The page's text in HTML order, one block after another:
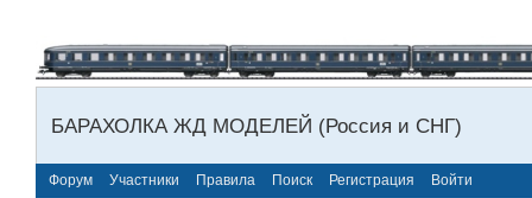
БАРАХОЛКА ЖД МОДЕЛЕЙ (Россия и СНГ)
Форум Участники Правила Поиск Регистрация Войти